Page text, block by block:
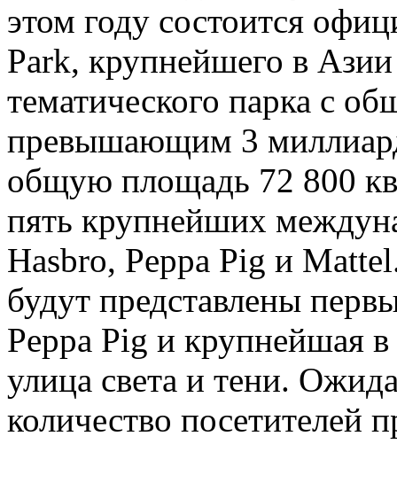
этом году состоится
Park, крупнейшего в Азии
тематического парка с
превышающим 3
общую площадь 72 800
пять крупнейших
Hasbro, Peppa Pig и
будут представлены
Peppa Pig и крупнейшая
улица света и тени.
количество посетителей